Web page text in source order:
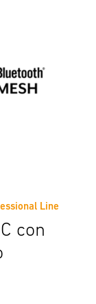
Line
con